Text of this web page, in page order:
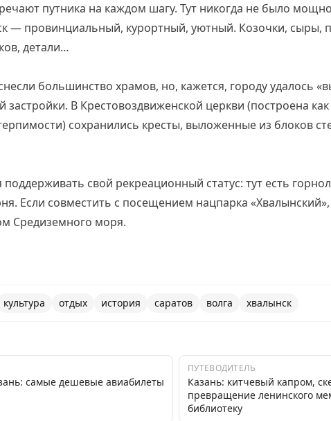
путника на каждом шагу. Тут никогда не было
— провинциальный, курортный, уютный. Козочки, сыры,
детали…
большинство храмов, но, кажется, городу удалось
застройки. В Крестовоздвиженской церкви (построена
сохранились кресты, выложенные из блоков
поддерживать свой рекреационный статус: тут есть
Если совместить с посещением нацпарка
Средиземного моря.
культура отдых история саратов волга хвалынск
самые дешевые авиабилеты
ПУТЕВОДИТЕЛЬ
Казань: китчевый капром,
превращение ленинского
библиотеку